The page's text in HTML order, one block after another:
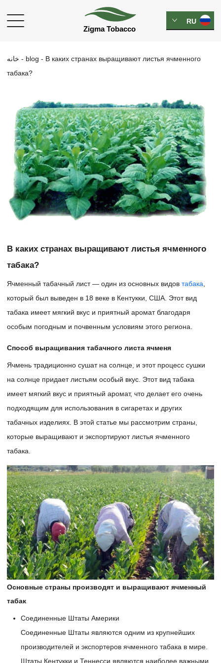
RU
خانه - blog - В каких странах выращивают листья ячменного
табака?
В каких странах выращивают листья ячменного
табака?
Ячменный табачный лист — один из основных видов табака
который был выведен в 18 веке в Кентукки, США. Этот вид
табака имеет мягкий вкус и приятный аромат благодаря
особым погодным и почвенным условиям этого региона.
Способ выращивания табачного листа ячменя
Ячмень традиционно сушат на солнце, и этот процесс сушки
на солнце придает листьям особый вкус. Этот вид табака
имеет мягкий вкус и приятный аромат, что делает его очень
подходящим для использования в сигаретах и ​​других
табачных изделиях. В этой статье мы рассмотрим страны,
которые выращивают и экспортируют листья ячменного
табака.
Основные страны производят и выращивают ячменный
табак
Соединенные Штаты Америки
Соединенные Штаты являются одним из крупнейших
производителей и экспортеров ячменного табака в мире.
Штаты Кентукки и Теннесси являются наиболее важными